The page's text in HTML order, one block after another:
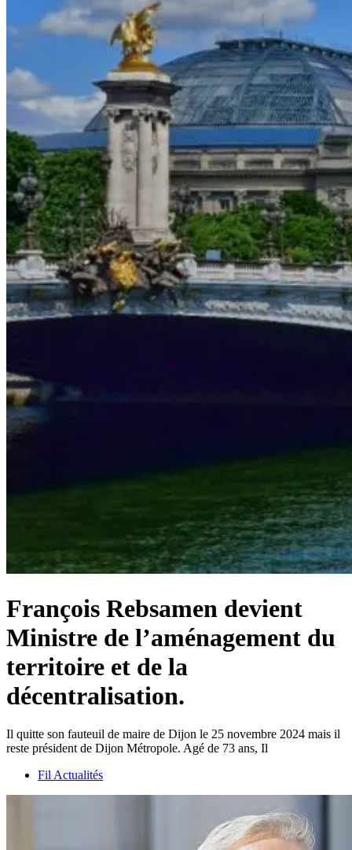
François Rebsamen devient
Ministre de l’aménagement du
territoire et de la
décentralisation.
Il quitte son fauteuil de maire de Dijon le 25 novembre 2024 mais il
reste président de Dijon Métropole. Agé de 73 ans, Il
Fil Actualités